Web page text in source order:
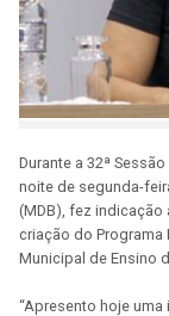
Durante a 32ª
noite de segunda-
(MDB), fez indicação
criação do Programa
Municipal de Ensino
“Apresento hoje